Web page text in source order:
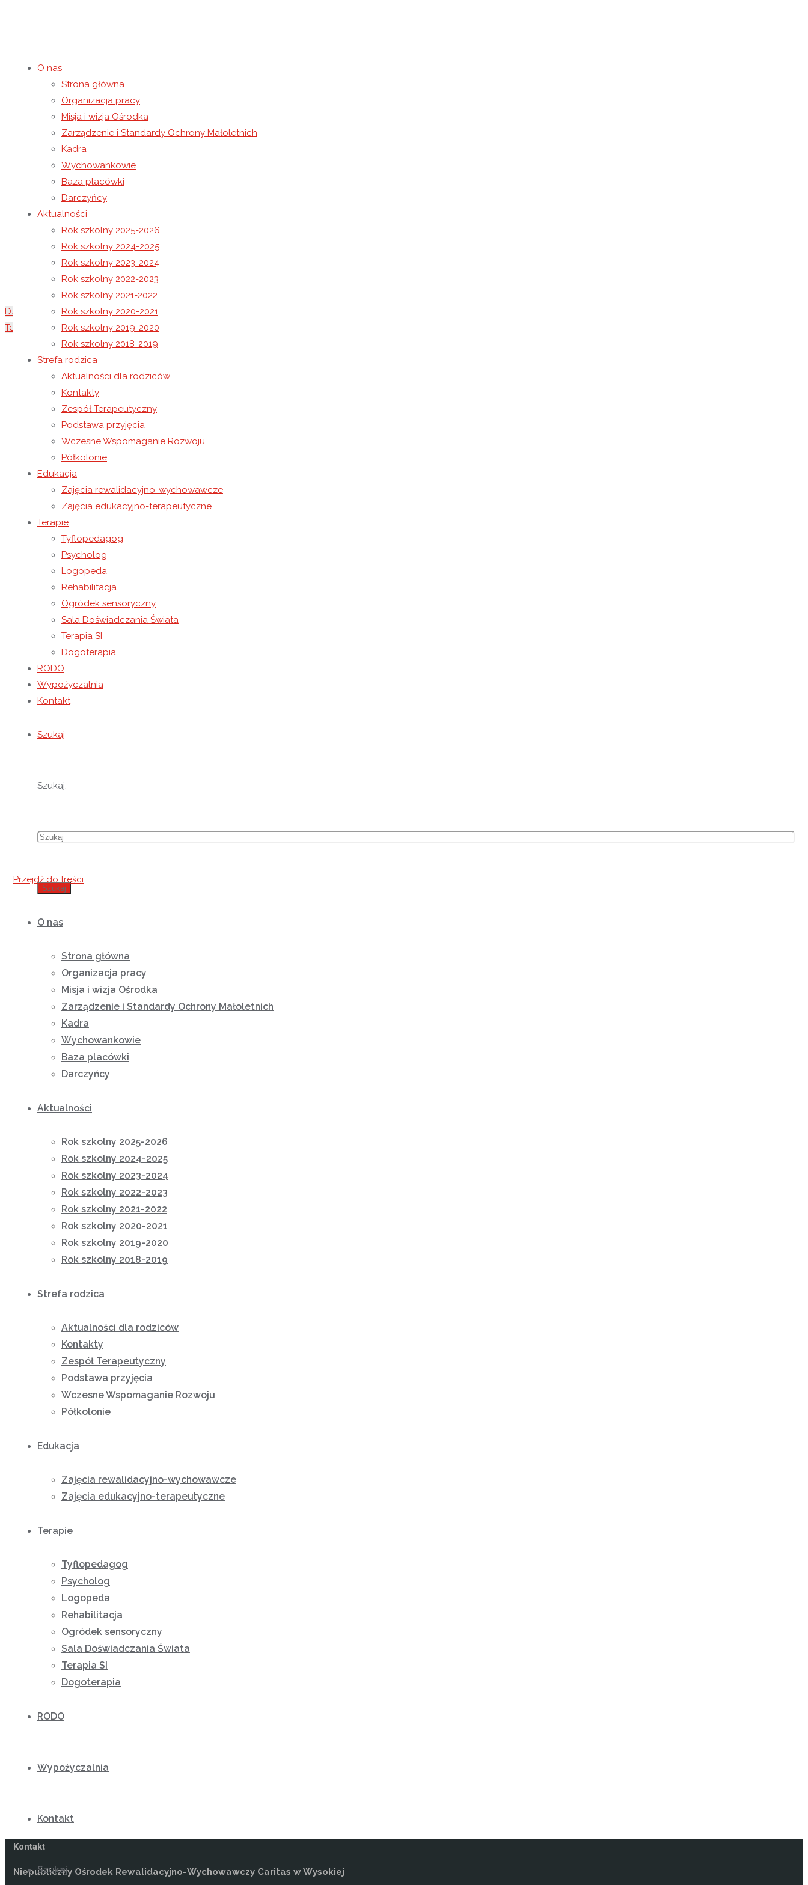
O nas
Strona główna
Organizacja pracy
Misja i wizja Ośrodka
Zarządzenie i Standardy Ochrony Małoletnich
Kadra
Wychowankowie
Baza placówki
Darczyńcy
Aktualności
Rok szkolny 2025-2026
Rok szkolny 2024-2025
Rok szkolny 2023-2024
Rok szkolny 2022-2023
Rok szkolny 2021-2022
Rok szkolny 2020-2021
Rok szkolny 2019-2020
Rok szkolny 2018-2019
Strefa rodzica
Aktualności dla rodziców
Kontakty
Zespół Terapeutyczny
Podstawa przyjęcia
Wczesne Wspomaganie Rozwoju
Półkolonie
Edukacja
Zajęcia rewalidacyjno-wychowawcze
Zajęcia edukacyjno-terapeutyczne
Terapie
Tyflopedagog
Psycholog
Logopeda
Rehabilitacja
Ogródek sensoryczny
Sala Doświadczania Świata
Terapia SI
Dogoterapia
RODO
Wypożyczalnia
Kontakt
Szukaj
Szukaj:
Szukaj
Przejdź do treści
O nas
Strona główna
Organizacja pracy
Misja i wizja Ośrodka
Zarządzenie i Standardy Ochrony Małoletnich
Kadra
Wychowankowie
Baza placówki
Darczyńcy
Aktualności
Rok szkolny 2025-2026
Rok szkolny 2024-2025
Rok szkolny 2023-2024
Rok szkolny 2022-2023
Rok szkolny 2021-2022
Rok szkolny 2020-2021
Rok szkolny 2019-2020
Rok szkolny 2018-2019
Strefa rodzica
Aktualności dla rodziców
Kontakty
Zespół Terapeutyczny
Podstawa przyjęcia
Wczesne Wspomaganie Rozwoju
Półkolonie
Edukacja
Zajęcia rewalidacyjno-wychowawcze
Zajęcia edukacyjno-terapeutyczne
Terapie
Tyflopedagog
Psycholog
Logopeda
Rehabilitacja
Ogródek sensoryczny
Sala Doświadczania Świata
Terapia SI
Dogoterapia
RODO
Wypożyczalnia
Kontakt
Szukaj
Warsztaty edukacyjno-przyrodnicze – aguti, szczur
28 maja 20267 czerwca 2026
Strona główna Rok szkolny 2025-2026
Dzień Matki
Teatr Eden – „Skarb w mieście”
28 maja 20267 czerwca 2026
Warsztaty przyrodniczo-edukacyjne w naszym Ośrodku
26 maja w Ośrodku odbyły się ciekawe warsztaty przyrodniczo-edukacyjne. Podczas spotkania pani zaprezentowała uczestnikom niezwykłe zwierzęta,
między innymi aguti oraz szczura.
W trakcie warsztatów wychowankowie mogli dowiedzieć się, gdzie żyją te zwierzęta, w jakim środowisku występują oraz czym się żywią. Prowadząca
opowiedziała także o ich sposobie życia, rozmnażaniu oraz codziennych zwyczajach. Była to bardzo interesująca i pouczająca lekcja przyrody.
Największą atrakcją okazała się możliwość bezpośredniego kontaktu ze zwierzętami. Uczestnicy mogli je pogłaskać, dotknąć ich sierści oraz dokładnie
przyjrzeć się ich wyglądowi. Spotkanie wzbudziło wiele emocji, radości i ciekawości.
Warsztaty były doskonałą okazją do poszerzenia wiedzy przyrodniczej oraz poznania świata zwierząt w praktyczny i atrakcyjny sposób. Dziękujemy za
odwiedziny i ciekawe zajęcia.
Kontakt
Niepubliczny Ośrodek Rewalidacyjno-Wychowawczy Caritas w Wysokiej